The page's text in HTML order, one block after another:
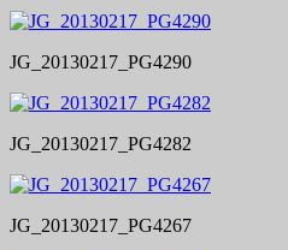
JG_20130217_PG4290
JG_20130217_PG4282
JG_20130217_PG4267